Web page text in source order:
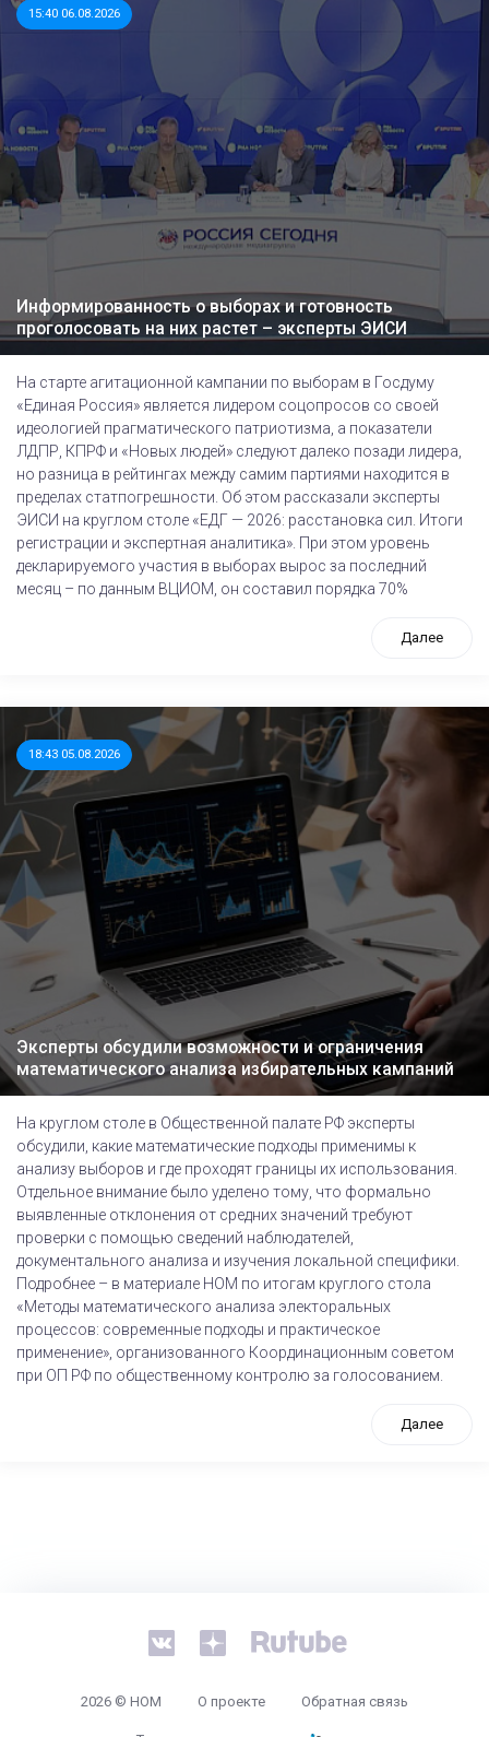
15:40 06.08.2026
Информированность о выборах и готовность
проголосовать на них растет – эксперты ЭИСИ
На старте агитационной кампании по выборам в Госдуму
«Единая Россия» является лидером соцопросов со своей
идеологией прагматического патриотизма, а показатели
ЛДПР, КПРФ и «Новых людей» следуют далеко позади лидера,
но разница в рейтингах между самим партиями находится в
пределах статпогрешности. Об этом рассказали эксперты
ЭИСИ на круглом столе «ЕДГ — 2026: расстановка сил. Итоги
регистрации и экспертная аналитика». При этом уровень
декларируемого участия в выборах вырос за последний
месяц – по данным ВЦИОМ, он составил порядка 70%
Далее
18:43 05.08.2026
Эксперты обсудили возможности и ограничения
математического анализа избирательных кампаний
На круглом столе в Общественной палате РФ эксперты
обсудили, какие математические подходы применимы к
анализу выборов и где проходят границы их использования.
Отдельное внимание было уделено тому, что формально
выявленные отклонения от средних значений требуют
проверки с помощью сведений наблюдателей,
документального анализа и изучения локальной специфики.
Подробнее – в материале НОМ по итогам круглого стола
«Методы математического анализа электоральных
процессов: современные подходы и практическое
применение», организованного Координационным советом
при ОП РФ по общественному контролю за голосованием.
Далее
2026 © НОМ О проекте Обратная связь